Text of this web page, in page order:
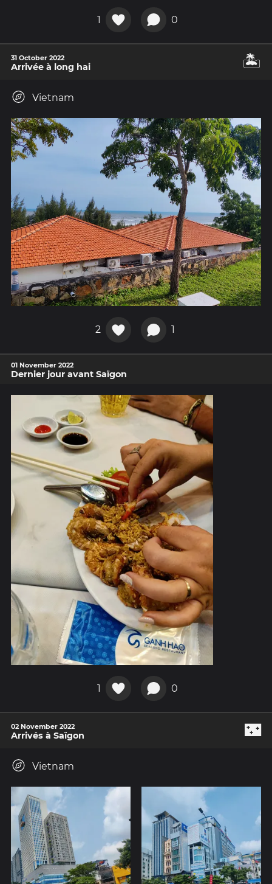
1 0
31 October 2022
Arrivée à long hai 🏝️
Vietnam
2 1
01 November 2022
Dernier jour avant Saïgon
1 0
02 November 2022
Arrivés à Saïgon 🌃
Vietnam